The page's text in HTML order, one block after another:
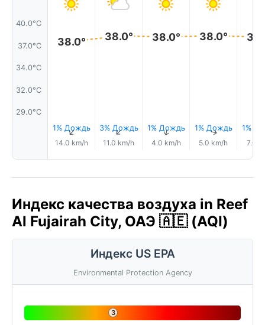
40.0°C
37.0°C
34.0°C
32.0°C
29.0°C
38.0°
1% Дождь
↑
14.0 km/h
38.0°
3% Дождь
↑
11.0 km/h
38.0°
1% Дождь
↑
4.0 km/h
38.0°
1% Дождь
↑
5.0 km/h
1%
7.0
Индекс качества воздуха in Reef
Al Fujairah City, ОАЭ 🇦🇪 (AQI)
Индекс US EPA
Environmental Protection Agency
3